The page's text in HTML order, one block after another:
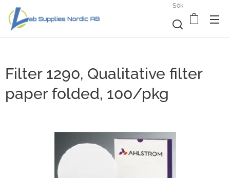
Sök
Filter 1290, Qualitative filter
paper folded, 100/pkg